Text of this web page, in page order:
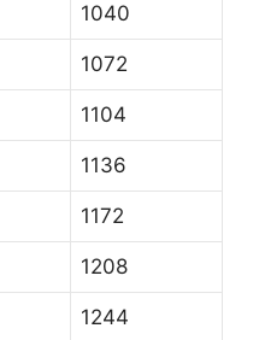
1040
1072
1104
1136
1172
1208
1244